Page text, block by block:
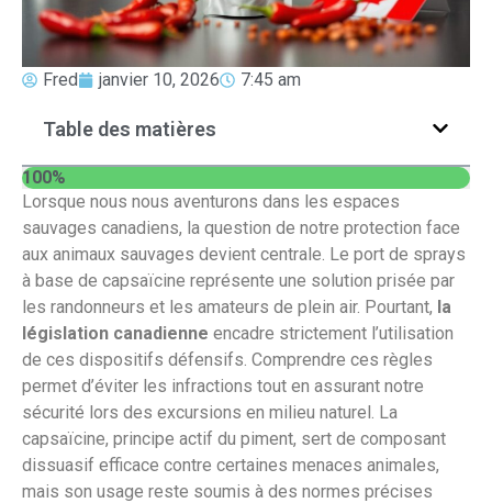
Fred janvier 10, 2026 7:45 am
Table des matières
100%
Lorsque nous nous aventurons dans les espaces
sauvages canadiens, la question de notre protection face
aux animaux sauvages devient centrale. Le port de sprays
à base de capsaïcine représente une solution prisée par
les randonneurs et les amateurs de plein air. Pourtant, la
législation canadienne encadre strictement l’utilisation
de ces dispositifs défensifs. Comprendre ces règles
permet d’éviter les infractions tout en assurant notre
sécurité lors des excursions en milieu naturel. La
capsaïcine, principe actif du piment, sert de composant
dissuasif efficace contre certaines menaces animales,
mais son usage reste soumis à des normes précises